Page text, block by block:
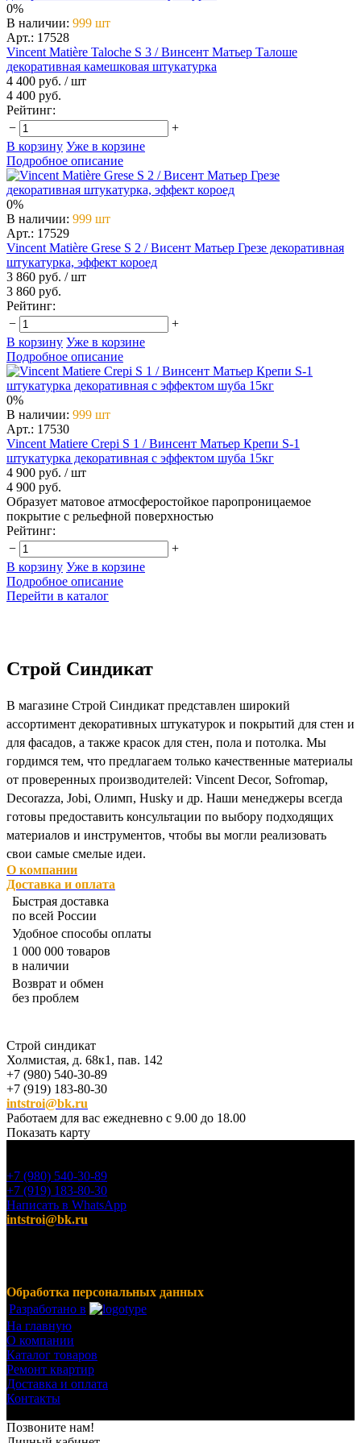
0%
В наличии: 999 шт
Арт.: 17528
Vincent Matière Taloche S 3 / Винсент Мaтьер Талоше
декоративная камешковая штукатурка
4 400 руб. / шт
4 400 руб.
Рейтинг:
−
+
В корзину Уже в корзине
Подробное описание
0%
В наличии: 999 шт
Арт.: 17529
Vincent Matière Grese S 2 / Висент Матьер Грезе декоративная
штукатурка, эффект короед
3 860 руб. / шт
3 860 руб.
Рейтинг:
−
+
В корзину Уже в корзине
Подробное описание
0%
В наличии: 999 шт
Арт.: 17530
Vincent Matiere Crepi S 1 / Винсент Матьер Крепи S-1
штукатурка декоративная с эффектом шуба 15кг
4 900 руб. / шт
4 900 руб.
Образует матовое атмосферостойкое паропроницаемое
покрытие с рельефной поверхностью
Рейтинг:
−
+
В корзину Уже в корзине
Подробное описание
Перейти в каталог
Строй Синдикат
В магазине Строй Синдикат представлен широкий
ассортимент декоративных штукатурок и покрытий для стен и
для фасадов, а также красок для стен, пола и потолка. Мы
гордимся тем, что предлагаем только качественные материалы
от проверенных производителей: Vincent Decor, Sofromap,
Decorazza, Jobi, Олимп, Husky и др. Наши менеджеры всегда
готовы предоставить консультации по выбору подходящих
материалов и инструментов, чтобы вы могли реализовать
свои самые смелые идеи.
О компании
Доставка и оплата
Быстрая доставка
по всей России
Удобное способы оплаты
1 000 000 товаров
в наличии
Возврат и обмен
без проблем
Строй синдикат
Холмистая, д. 68к1, пав. 142
+7 (980) 540-30-89
+7 (919) 183-80-30
intstroi@bk.ru
Работаем для вас ежедневно с 9.00 до 18.00
Показать карту
+7 (980) 540-30-89
+7 (919) 183-80-30
Написать в WhatsApp
intstroi@bk.ru
Обработка персональных данных
Разработано в
На главную
О компании
Каталог товаров
Ремонт квартир
Доставка и оплата
Контакты
Позвоните нам!